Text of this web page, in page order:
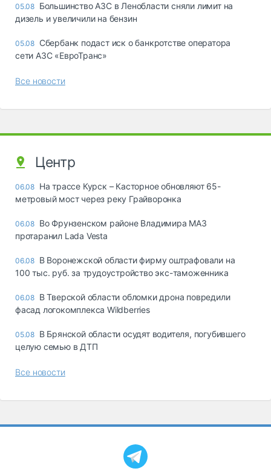
05.08 Большинство АЗС в Ленобласти сняли лимит на
дизель и увеличили на бензин
05.08 Сбербанк подаст иск о банкротстве оператора
сети АЗС «ЕвроТранс»
Все новости
Центр
06.08 На трассе Курск – Касторное обновляют 65-
метровый мост через реку Грайворонка
06.08 Во Фрунзенском районе Владимира МАЗ
протаранил Lada Vesta
06.08 В Воронежской области фирму оштрафовали на
100 тыс. руб. за трудоустройство экс-таможенника
06.08 В Тверской области обломки дрона повредили
фасад логокомплекса Wildberries
05.08 В Брянской области осудят водителя, погубившего
целую семью в ДТП
Все новости